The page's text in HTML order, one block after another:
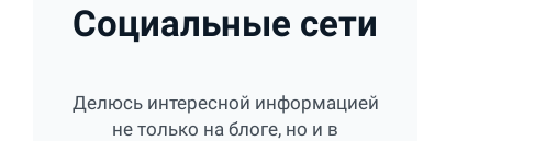
Социальные сети
Делюсь интересной информацией
не только на блоге, но и в